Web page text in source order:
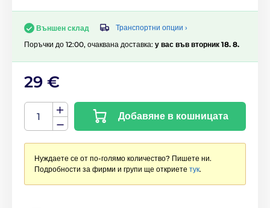
Външен склад
Транспортни опции ›
Поръчки до 12:00, очаквана доставка: у вас във вторник 18. 8.
29 €
Добавяне в кошницата
Нуждаете се от по-голямо количество? Пишете ни.
Подробности за фирми и групи ще откриете тук.